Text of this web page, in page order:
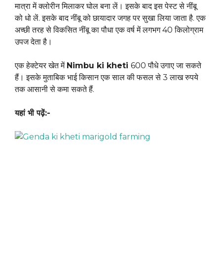
मात्रा में क्लोरीन मिलाकर घोल बना लें। इसके बाद इस पेस्ट से नींबू
को धो लें. इसके बाद नींबू को छायादार जगह पर सुखा लिया जाता है. एक
अच्छी तरह से विकसित नींबू का पौधा एक वर्ष में लगभग 40 किलोग्राम
उपज देता है।
एक हेक्टेयर खेत में Nimbu ki kheti 600 पौधे उगाए जा सकते
हैं। इसके मुताबिक भाई किसान एक साल की फसल से 3 लाख रुपये
तक आसानी से कमा सकते हैं.
यहां भी पढ़ें:-